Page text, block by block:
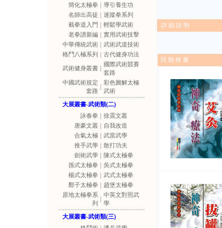
簡化太極拳
導引養生功
名師出高徒
迷蹤拳系列
截拳道入門
輕鬆學武術
老拳譜新編
實用武術技擊
中華傳統武術
武術武道技術
格鬥八極系列
古代健身功法
武術健身叢書
國際武術競賽
套路
中國武術規定
套路
彩色圖解太極
武術
大展叢書-武術類(二)
詠春拳
徐震文叢
唐豪文叢
自我改造
合氣太極
武當武學
推手武學
散打功夫
劍術武學
陳式太極拳
孫式太極拳
吳式太極拳
楊式太極拳
武式太極拳
鄭子太極拳
趙堡太極拳
原地太極拳系
列
中英文對照武
學
大展叢書-武術類(三)
詳 細 說 明
同 類 推 薦